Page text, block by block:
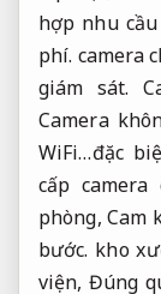
hợp nhu
phí. camera
giám sát.
Camera
WiFi…đặc
cấp
phòng, Cam
bước. kho
viện,Đúng